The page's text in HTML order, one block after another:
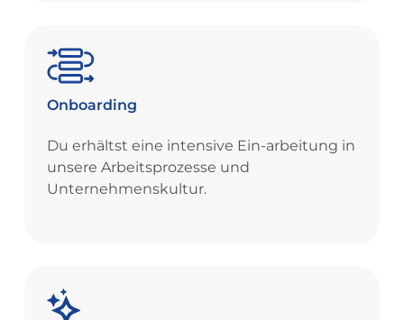
Onboarding
Du erhältst eine intensive Ein-arbeitung in
unsere Arbeitsprozesse und
Unternehmenskultur.